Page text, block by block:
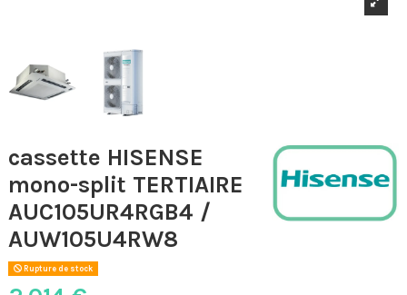
cassette HISENSE
mono-split TERTIAIRE
AUC105UR4RGB4 /
AUW105U4RW8
Rupture de stock